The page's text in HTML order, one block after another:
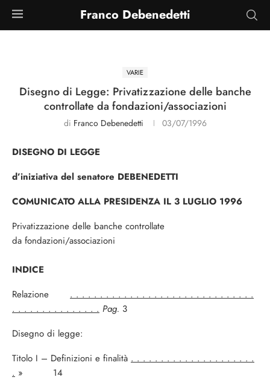
Franco Debenedetti
VARIE
Disegno di Legge: Privatizzazione delle banche
controllate da fondazioni/associazioni
di Franco Debenedetti 03/07/1996
DISEGNO DI LEGGE
d’iniziativa del senatore DEBENEDETTI
COMUNICATO ALLA PRESIDENZA IL 3 LUGLIO 1996
Privatizzazione delle banche controllate
da fondazioni/associazioni
INDICE
Relazione . . . . . . . . . . . . . . . . . . . . . . . . . . . . . . .
. . . . . . . . . . . . . . . Pag. 3
Disegno di legge:
Titolo I – Definizioni e finalità . . . . . . . . . . . . . . . . . . . . .
. » 14